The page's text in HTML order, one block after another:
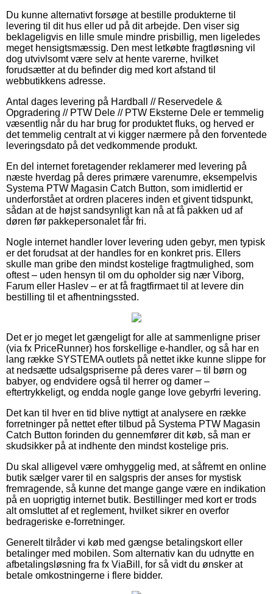
Du kunne alternativt forsøge at bestille produkterne til
levering til dit hus eller ud på dit arbejde. Den viser sig
beklageligvis en lille smule mindre prisbillig, men ligeledes
meget hensigtsmæssig. Den mest letkøbte fragtløsning vil
dog utvivlsomt være selv at hente varerne, hvilket
forudsætter at du befinder dig med kort afstand til
webbutikkens adresse.
Antal dages levering på Hardball // Reservedele &
Opgradering // PTW Dele // PTW Eksterne Dele er temmelig
væsentlig når du har brug for produktet fluks, og herved er
det temmelig centralt at vi kigger nærmere på den forventede
leveringsdato på det vedkommende produkt.
En del internet foretagender reklamerer med levering på
næste hverdag på deres primære varenumre, eksempelvis
Systema PTW Magasin Catch Button, som imidlertid er
underforstået at ordren placeres inden et givent tidspunkt,
sådan at de højst sandsynligt kan nå at få pakken ud af
døren før pakkepersonalet får fri.
Nogle internet handler lover levering uden gebyr, men typisk
er det forudsat at der handles for en konkret pris. Ellers
skulle man gribe den mindst kostelige fragtmulighed, som
oftest – uden hensyn til om du opholder sig nær Viborg,
Farum eller Haslev – er at få fragtfirmaet til at levere din
bestilling til et afhentningssted.
Det er jo meget let gængeligt for alle at sammenligne priser
(via fx PriceRunner) hos forskellige e-handler, og så har en
lang række SYSTEMA outlets på nettet ikke kunne slippe for
at nedsætte udsalgspriserne på deres varer – til børn og
babyer, og endvidere også til herrer og damer –
eftertrykkeligt, og endda nogle gange love gebyrfri levering.
Det kan til hver en tid blive nyttigt at analysere en række
forretninger på nettet efter tilbud på Systema PTW Magasin
Catch Button forinden du gennemfører dit køb, så man er
skudsikker på at indhente den mindst kostelige pris.
Du skal alligevel være omhyggelig med, at såfremt en online
butik sælger varer til en salgspris der anses for mystisk
fremragende, så kunne det mange gange være en indikation
på en uoprigtig internet butik. Bestillinger med kort er trods
alt omsluttet af et reglement, hvilket sikrer en overfor
bedrageriske e-forretninger.
Generelt tilråder vi køb med gængse betalingskort eller
betalinger med mobilen. Som alternativ kan du udnytte en
afbetalingsløsning fra fx ViaBill, for så vidt du ønsker at
betale omkostningerne i flere bidder.